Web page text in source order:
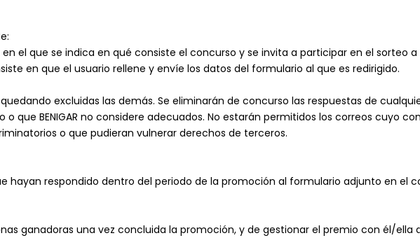
el que se indica en qué consiste el concurso y se invita a participar en el sorteo a
en que el usuario rellene y envíe los datos del formulario al que es redirigido.
excluidas las demás. Se eliminarán de concurso las respuestas de
que BENIGAR no considere adecuados. No estarán permitidos los correos cuyo
o que pudieran vulnerar derechos de terceros.
hayan respondido dentro del periodo de la promoción al formulario adjunto en el
ganadoras una vez concluida la promoción, y de gestionar el premio con él/ella